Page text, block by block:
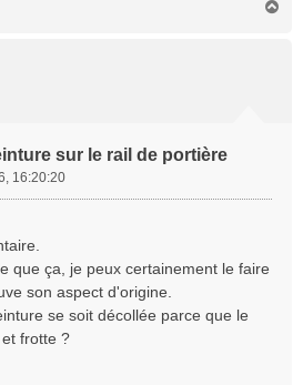
sur le rail de portière
16:20:20
que ça, je peux certainement le faire
son aspect d'origine.
se soit décollée parce que le
frotte ?